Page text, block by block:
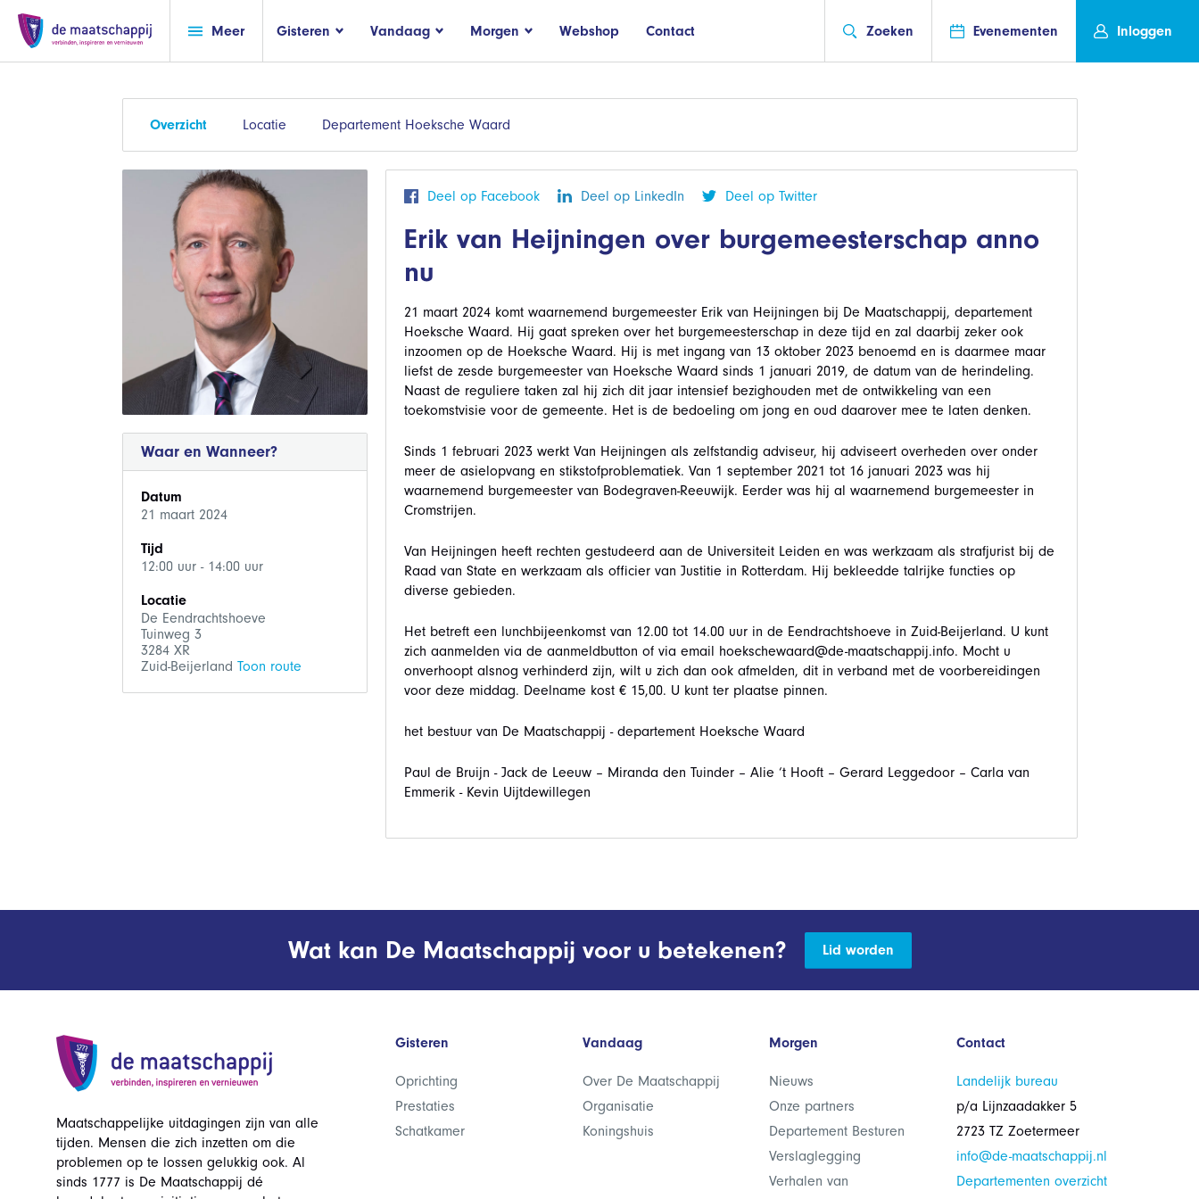
Meer Gisteren Vandaag Morgen Webshop Contact Zoeken Evenementen Inloggen
Overzicht Locatie Departement Hoeksche Waard
Waar en Wanneer?
Datum
21 maart 2024
Tijd
12:00 uur - 14:00 uur
Locatie
De Eendrachtshoeve
Tuinweg 3
3284 XR
Zuid-Beijerland Toon route
Deel op Facebook Deel op LinkedIn Deel op Twitter
Erik van Heijningen over burgemeesterschap anno
nu
21 maart 2024 komt waarnemend burgemeester Erik van Heijningen bij De Maatschappij, departement
Hoeksche Waard. Hij gaat spreken over het burgemeesterschap in deze tijd en zal daarbij zeker ook
inzoomen op de Hoeksche Waard. Hij is met ingang van 13 oktober 2023 benoemd en is daarmee maar
liefst de zesde burgemeester van Hoeksche Waard sinds 1 januari 2019, de datum van de herindeling.
Naast de reguliere taken zal hij zich dit jaar intensief bezighouden met de ontwikkeling van een
toekomstvisie voor de gemeente. Het is de bedoeling om jong en oud daarover mee te laten denken.
Sinds 1 februari 2023 werkt Van Heijningen als zelfstandig adviseur, hij adviseert overheden over onder
meer de asielopvang en stikstofproblematiek. Van 1 september 2021 tot 16 januari 2023 was hij
waarnemend burgemeester van Bodegraven-Reeuwijk. Eerder was hij al waarnemend burgemeester in
Cromstrijen.
Van Heijningen heeft rechten gestudeerd aan de Universiteit Leiden en was werkzaam als strafjurist bij de
Raad van State en werkzaam als officier van Justitie in Rotterdam. Hij bekleedde talrijke functies op
diverse gebieden.
Het betreft een lunchbijeenkomst van 12.00 tot 14.00 uur in de Eendrachtshoeve in Zuid-Beijerland. U kunt
zich aanmelden via de aanmeldbutton of via email hoekschewaard@de-maatschappij.info. Mocht u
onverhoopt alsnog verhinderd zijn, wilt u zich dan ook afmelden, dit in verband met de voorbereidingen
voor deze middag. Deelname kost € 15,00. U kunt ter plaatse pinnen.
het bestuur van De Maatschappij - departement Hoeksche Waard
Paul de Bruijn - Jack de Leeuw – Miranda den Tuinder – Alie ‘t Hooft – Gerard Leggedoor – Carla van
Emmerik - Kevin Uijtdewillegen
Wat kan De Maatschappij voor u betekenen? Lid worden
Maatschappelijke uitdagingen zijn van alle
tijden. Mensen die zich inzetten om die
problemen op te lossen gelukkig ook. Al
sinds 1777 is De Maatschappij dé
Gisteren
Oprichting
Prestaties
Schatkamer
Vandaag
Over De Maatschappij
Organisatie
Koningshuis
Morgen
Nieuws
Onze partners
Departement Besturen
Verslaglegging
Verhalen van
Contact
Landelijk bureau
p/a Lijnzaadakker 5
2723 TZ Zoetermeer
info@de-maatschappij.nl
Departementen overzicht